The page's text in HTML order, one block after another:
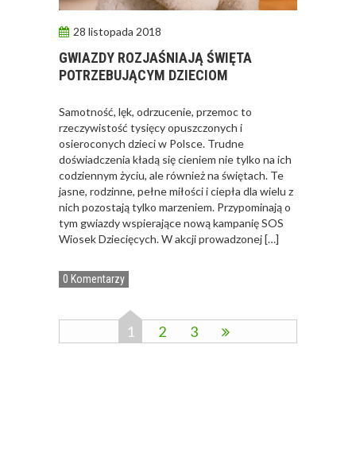
28 listopada 2018
GWIAZDY ROZJAŚNIAJĄ ŚWIĘTA
POTRZEBUJĄCYM DZIECIOM
Samotność, lęk, odrzucenie, przemoc to
rzeczywistość tysięcy opuszczonych i
osieroconych dzieci w Polsce. Trudne
doświadczenia kładą się cieniem nie tylko na ich
codziennym życiu, ale również na świętach. Te
jasne, rodzinne, pełne miłości i ciepła dla wielu z
nich pozostają tylko marzeniem. Przypominają o
tym gwiazdy wspierające nową kampanię SOS
Wiosek Dziecięcych. W akcji prowadzonej […]
0 Komentarzy
1 2 3